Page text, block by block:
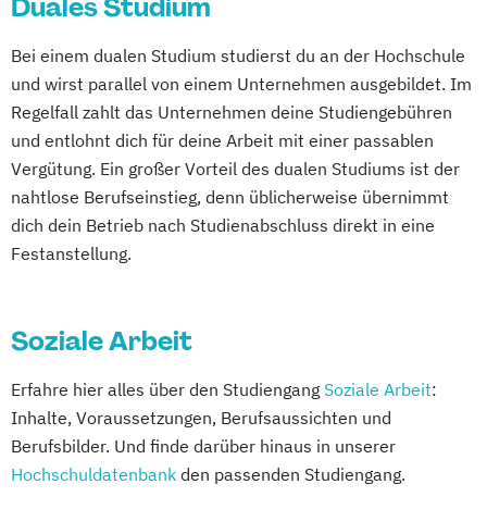
Kindheitspädagogik Duales Studium
Komplementäre Heilverfahren in der
Schmerztherapie
Krisenmanagement im Be­völ­kerungsschutz
Logopädie
Medical Fitness & Athletic Management
Medizinalfachberufe
Osteopathie i.V.
Pharmaproduktion
Physician Assistant
Psychologie
Duales Studium
Bei einem dualen Studium studierst du an der Hochschule
und wirst parallel von einem Unternehmen ausgebildet. Im
Regelfall zahlt das Unternehmen deine Studiengebühren
und entlohnt dich für deine Arbeit mit einer passablen
Vergütung. Ein großer Vorteil des dualen Studiums ist der
nahtlose Berufseinstieg, denn üblicherweise übernimmt
dich dein Betrieb nach Studienabschluss direkt in eine
Festanstellung.
Soziale Arbeit
Erfahre hier alles über den Studiengang Soziale Arbeit:
Inhalte, Voraussetzungen, Berufsaussichten und
Berufsbilder. Und finde darüber hinaus in unserer
Hochschuldatenbank den passenden Studiengang.